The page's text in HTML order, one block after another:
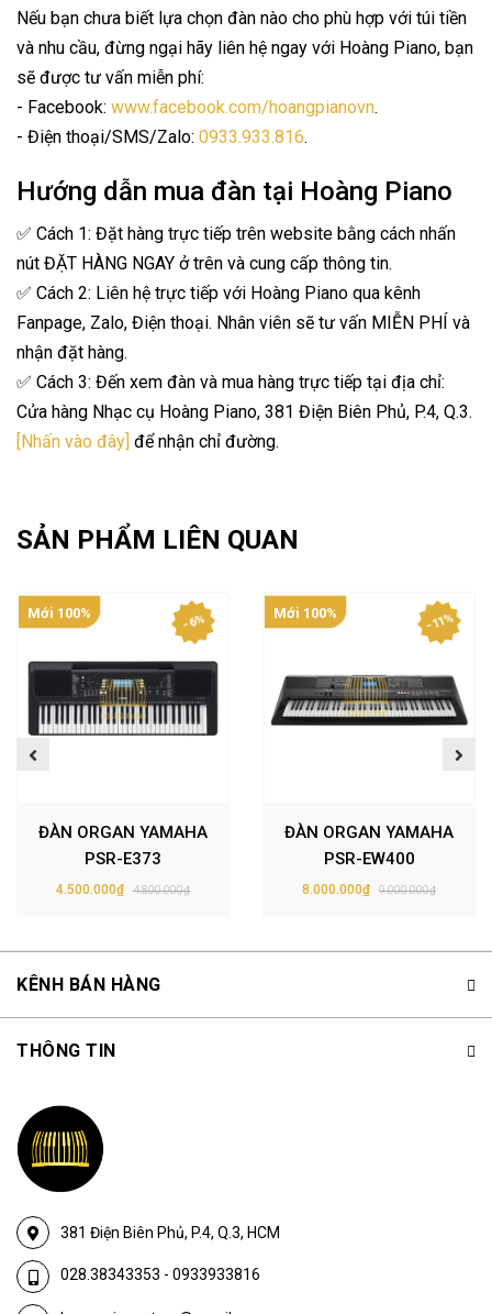
Nếu bạn chưa biết lựa chọn đàn nào cho phù hợp với túi tiền
và nhu cầu, đừng ngại hãy liên hệ ngay với Hoàng Piano, bạn
sẽ được tư vấn miễn phí:
- Facebook: www.facebook.com/hoangpianovn.
- Điện thoại/SMS/Zalo: 0933.933.816.
Hướng dẫn mua đàn tại Hoàng Piano
✅ Cách 1: Đặt hàng trực tiếp trên website bằng cách nhấn
nút ĐẶT HÀNG NGAY ở trên và cung cấp thông tin.
✅ Cách 2: Liên hệ trực tiếp với Hoàng Piano qua kênh
Fanpage, Zalo, Điện thoại. Nhân viên sẽ tư vấn MIỄN PHÍ và
nhận đặt hàng.
✅ Cách 3: Đến xem đàn và mua hàng trực tiếp tại địa chỉ:
Cửa hàng Nhạc cụ Hoàng Piano, 381 Điện Biên Phủ, P.4, Q.3.
[Nhấn vào đây] để nhận chỉ đường.
SẢN PHẨM LIÊN QUAN
- 6%
Mới 100%
ĐÀN ORGAN YAMAHA
PSR-E373
4.500.000₫ 4.800.000₫
- 11%
Mới 100%
ĐÀN ORGAN YAMAHA
PSR-EW400
8.000.000₫ 9.000.000₫
KÊNH BÁN HÀNG
381 Điện Biên Phủ, P.4, Q.3, HCM
028.38343353 - 0933933816
THÔNG TIN